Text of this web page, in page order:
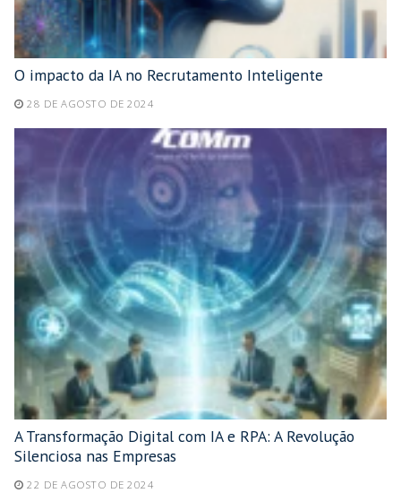
O impacto da IA no Recrutamento Inteligente
28 DE AGOSTO DE 2024
A Transformação Digital com IA e RPA: A Revolução
Silenciosa nas Empresas
22 DE AGOSTO DE 2024